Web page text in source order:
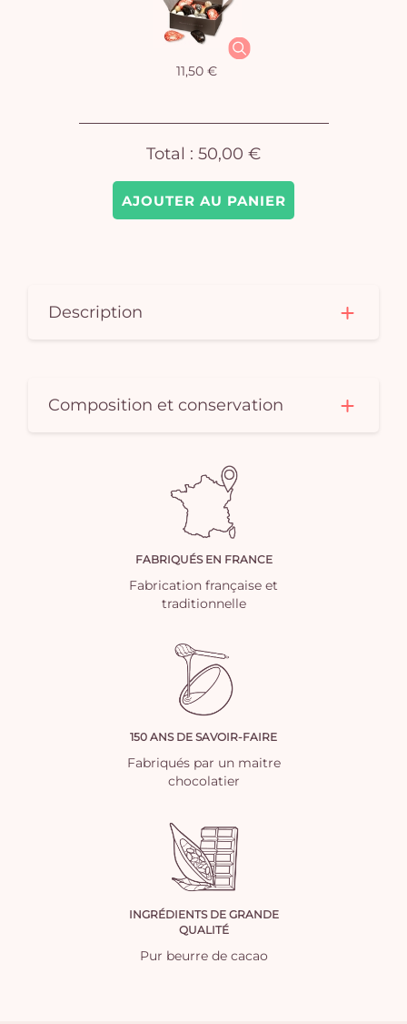
AJOUTER AU PANIER
11,50 €
Total : 50,00 €
Description
Composition et conservation
FABRIQUÉS EN FRANCE
Fabrication française et
traditionnelle
150 ANS DE SAVOIR-FAIRE
Fabriqués par un maitre
chocolatier
INGRÉDIENTS DE GRANDE
QUALITÉ
Pur beurre de cacao